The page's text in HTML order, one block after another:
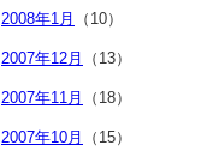
2008年1月 （10）
2007年12月 （13）
2007年11月 （18）
2007年10月 （15）